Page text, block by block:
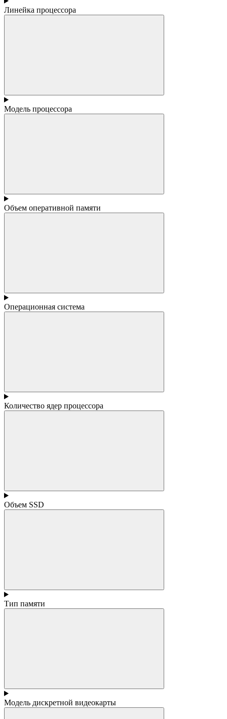
Линейка процессора
Модель процессора
Объем оперативной памяти
Операционная система
Количество ядер процессора
Объем SSD
Тип памяти
Модель дискретной видеокарты